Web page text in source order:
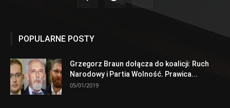
POPULARNE POSTY
Grzegorz Braun dołącza do koalicji: Ruch
Narodowy i Partia Wolność. Prawica...
05/01/2019